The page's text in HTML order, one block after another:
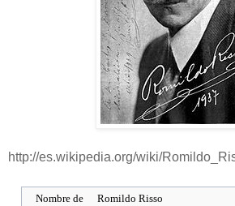
http://es.wikipedia.org/wiki/
Nombre de
Romildo Risso